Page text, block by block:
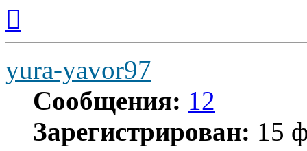
началу
yura-yavor97
Сообщения: 12
Зарегистрирован: 15